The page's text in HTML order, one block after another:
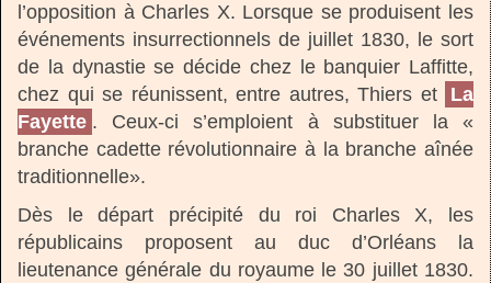
l’opposition à Charles X. Lorsque se produisent les
événements insurrectionnels de juillet 1830, le sort
de la dynastie se décide chez le banquier Laffitte,
chez qui se réunissent, entre autres, Thiers et
La
Fayette . Ceux-ci s’emploient à substituer la «
branche cadette révolutionnaire à la branche aînée
traditionnelle».
Dès le départ précipité du roi Charles X, les
républicains proposent au duc d’Orléans la
lieutenance générale du royaume le 30 juillet 1830.